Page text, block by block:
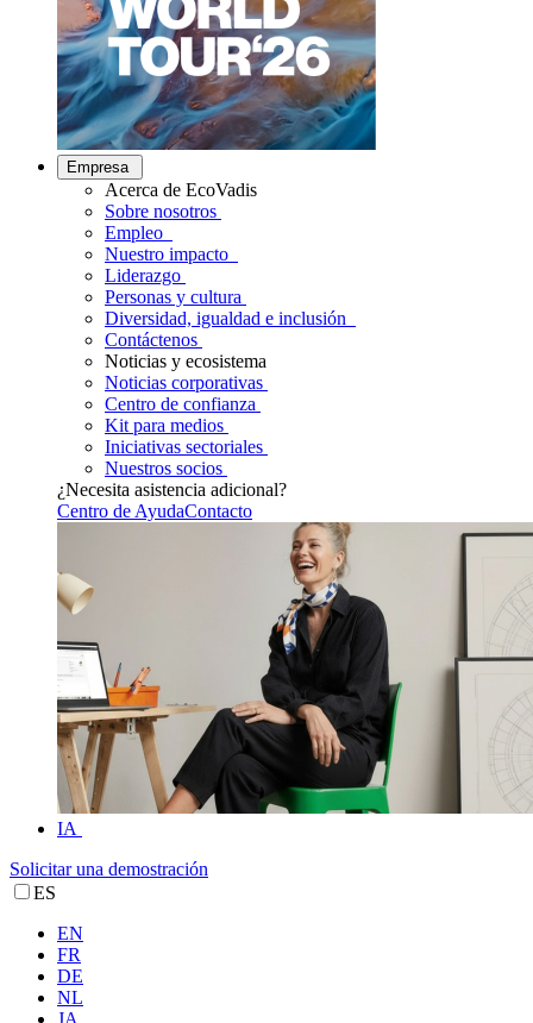
Empresa
Acerca de EcoVadis
Sobre nosotros
Empleo
Nuestro impacto
Liderazgo
Personas y cultura
Diversidad, igualdad e inclusión
Contáctenos
Noticias y ecosistema
Noticias corporativas
Centro de confianza
Kit para medios
Iniciativas sectoriales
Nuestros socios
¿Necesita asistencia adicional?
Centro de AyudaContacto
IA
Solicitar una demostración
ES
EN
FR
DE
NL
JA